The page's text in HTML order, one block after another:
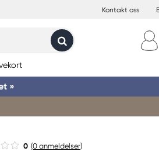
Kontakt oss
»
0 (0 anmeldelser)